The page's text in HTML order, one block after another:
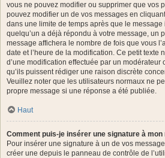
vous ne pouvez modifier ou supprimer que vos
pouvez modifier un de vos messages en
dans une limite de temps après que le
quelqu’un a déjà répondu à votre message, un
message affichera le nombre de fois que vous
date et l’heure de la modification. Ce petit texte
d’une modification effectuée par un modérateur
qu’ils puissent rédiger une raison discrète
Veuillez noter que les utilisateurs normaux ne
propre message si une réponse a été publiée.
Haut
Comment puis-je insérer une signature à mon
Pour insérer une signature à un de vos
créer une depuis le panneau de contrôle de